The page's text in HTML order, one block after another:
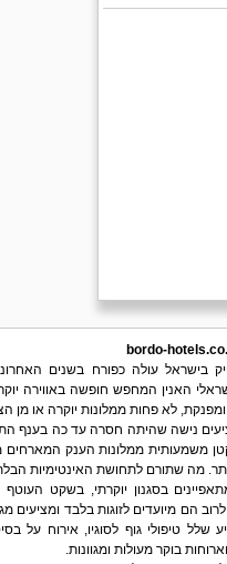
בישראל עולה כפורח בשנים
האנין המחפש חופשה באווירה
לא פחות ממלונות יוקרה או מן
נישה שהיתה חסרה עד כה בענף
משמעותית ממלונות הענק
מה שתורם לתחושת האינטימיות
בסגנון יוקרתי, בשקט
הם מיועדים לזוגות בלבד ומציעים
טיפולי גוף לסוגיו, אירוח על
בוקר מעולות ומגוונות.